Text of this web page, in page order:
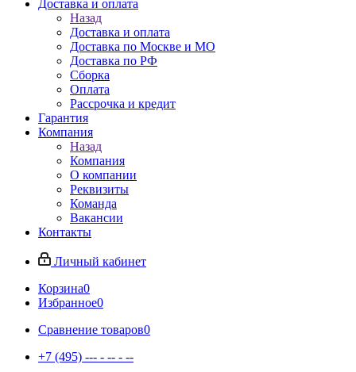
Доставка и оплата
Назад
Доставка и оплата
Доставка по Москве и МО
Доставка по РФ
Сборка
Оплата
Рассрочка и кредит
Гарантия
Компания
Назад
Компания
О компании
Реквизиты
Команда
Вакансии
Контакты
Личный кабинет
Корзина0
Избранное0
Сравнение товаров0
+7 (495) --- - -- - --